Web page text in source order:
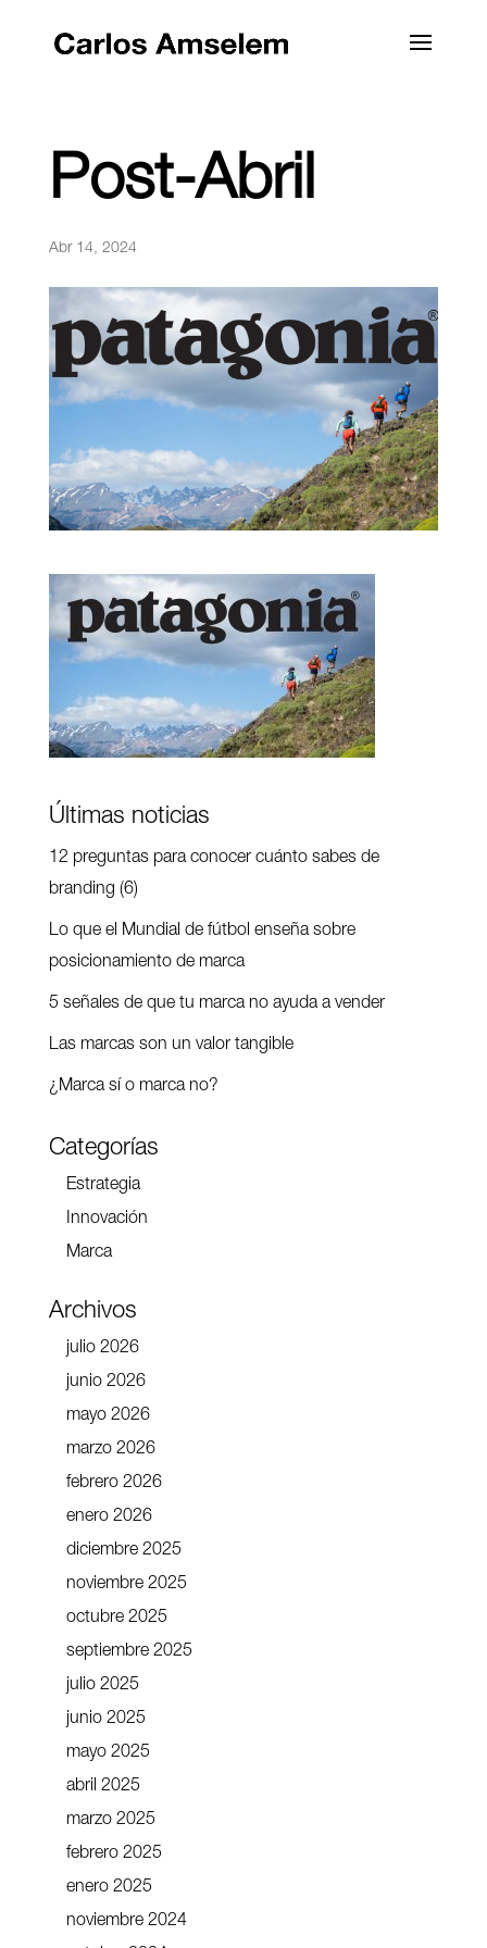
Post-Abril
Abr 14, 2024
Últimas noticias
12 preguntas para conocer cuánto sabes de
branding (6)
Lo que el Mundial de fútbol enseña sobre
posicionamiento de marca
5 señales de que tu marca no ayuda a vender
Las marcas son un valor tangible
¿Marca sí o marca no?
Categorías
Estrategia
Innovación
Marca
Archivos
julio 2026
junio 2026
mayo 2026
marzo 2026
febrero 2026
enero 2026
diciembre 2025
noviembre 2025
octubre 2025
septiembre 2025
julio 2025
junio 2025
mayo 2025
abril 2025
marzo 2025
febrero 2025
enero 2025
noviembre 2024